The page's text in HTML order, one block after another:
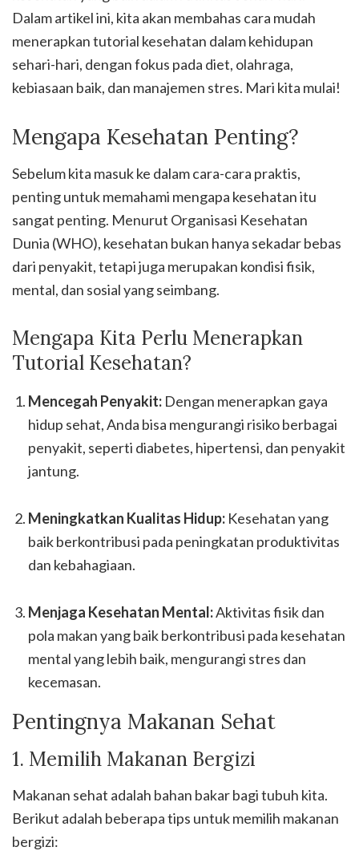
Dalam artikel ini, kita akan membahas cara mudah
menerapkan tutorial kesehatan dalam kehidupan
sehari-hari, dengan fokus pada diet, olahraga,
kebiasaan baik, dan manajemen stres. Mari kita mulai!
Mengapa Kesehatan Penting?
Sebelum kita masuk ke dalam cara-cara praktis,
penting untuk memahami mengapa kesehatan itu
sangat penting. Menurut Organisasi Kesehatan
Dunia (WHO), kesehatan bukan hanya sekadar bebas
dari penyakit, tetapi juga merupakan kondisi fisik,
mental, dan sosial yang seimbang.
Mengapa Kita Perlu Menerapkan
Tutorial Kesehatan?
Mencegah Penyakit: Dengan menerapkan gaya
hidup sehat, Anda bisa mengurangi risiko berbagai
penyakit, seperti diabetes, hipertensi, dan penyakit
jantung.
Meningkatkan Kualitas Hidup: Kesehatan yang
baik berkontribusi pada peningkatan produktivitas
dan kebahagiaan.
Menjaga Kesehatan Mental:Aktivitas fisik dan
pola makan yang baik berkontribusi pada kesehatan
mental yang lebih baik, mengurangi stres dan
kecemasan.
Pentingnya Makanan Sehat
1. Memilih Makanan Bergizi
Makanan sehat adalah bahan bakar bagi tubuh kita.
Berikut adalah beberapa tips untuk memilih makanan
bergizi: